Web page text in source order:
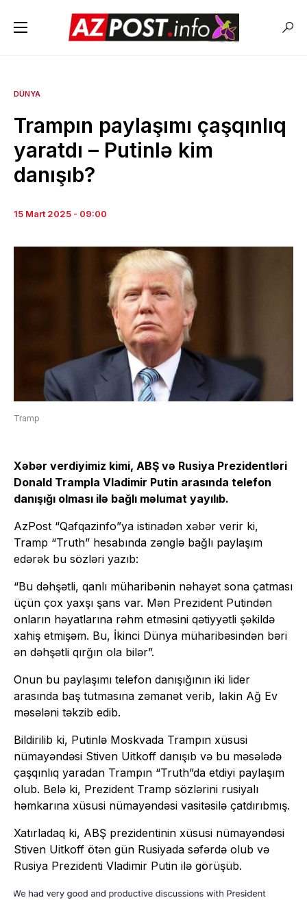
DÜNYA
Trampın paylaşımı çaşqınlıq
yaratdı – Putinlə kim
danışıb?
15 Mart 2025 - 09:00
Tramp
Xəbər verdiyimiz kimi, ABŞ və Rusiya Prezidentləri
Donald Trampla Vladimir Putin arasında telefon
danışığı olması ilə bağlı məlumat yayılıb.
AzPost “Qafqazinfo”ya istinadən xəbər verir ki,
Tramp “Truth” hesabında zənglə bağlı paylaşım
edərək bu sözləri yazıb:
“Bu dəhşətli, qanlı müharibənin nəhayət sona çatması
üçün çox yaxşı şans var. Mən Prezident Putindən
onların həyatlarına rəhm etməsini qətiyyətli şəkildə
xahiş etmişəm. Bu, İkinci Dünya müharibəsindən bəri
ən dəhşətli qırğın ola bilər”.
Onun bu paylaşımı telefon danışığının iki lider
arasında baş tutmasına zəmanət verib, lakin Ağ Ev
məsələni təkzib edib.
Bildirilib ki, Putinlə Moskvada Trampın xüsusi
nümayəndəsi Stiven Uitkoff danışıb və bu məsələdə
çaşqınlıq yaradan Trampın “Truth”da etdiyi paylaşım
olub. Belə ki, Prezident Tramp sözlərini rusiyalı
həmkarına xüsusi nümayəndəsi vasitəsilə çatdırıbmış.
Xatırladaq ki, ABŞ prezidentinin xüsusi nümayəndəsi
Stiven Uitkoff ötən gün Rusiyada səfərdə olub və
Rusiya Prezidenti Vladimir Putin ilə görüşüb.